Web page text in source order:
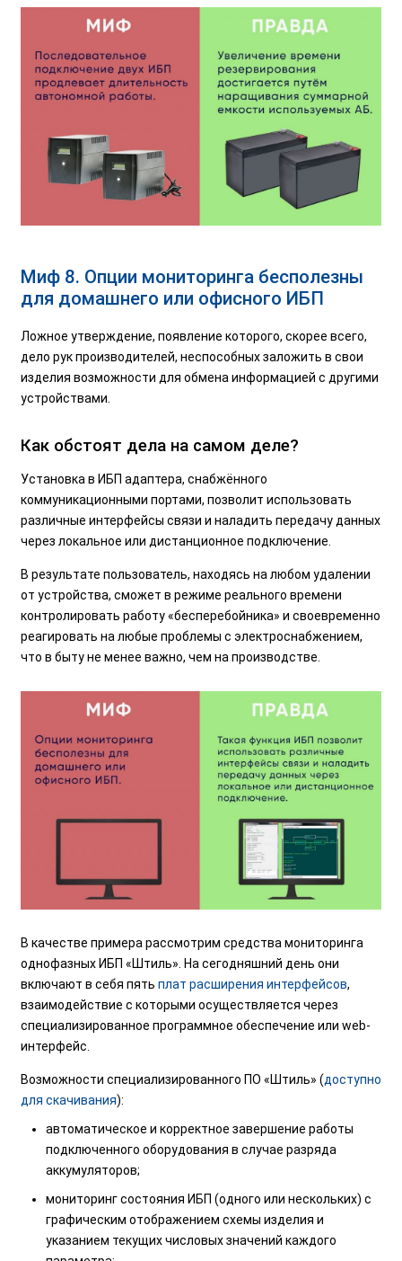
Миф 8. Опции мониторинга бесполезны
для домашнего или офисного ИБП
Ложное утверждение, появление которого, скорее всего,
дело рук производителей, неспособных заложить в свои
изделия возможности для обмена информацией с другими
устройствами.
Как обстоят дела на самом деле?
Установка в ИБП адаптера, снабжённого
коммуникационными портами, позволит использовать
различные интерфейсы связи и наладить передачу данных
через локальное или дистанционное подключение.
В результате пользователь, находясь на любом удалении
от устройства, сможет в режиме реального времени
контролировать работу «бесперебойника» и своевременно
реагировать на любые проблемы с электроснабжением,
что в быту не менее важно, чем на производстве.
В качестве примера рассмотрим средства мониторинга
однофазных ИБП «Штиль». На сегодняшний день они
включают в себя пять плат расширения интерфейсов,
взаимодействие с которыми осуществляется через
специализированное программное обеспечение или web-
интерфейс.
Возможности специализированного ПО «Штиль» (доступно
для скачивания):
автоматическое и корректное завершение работы
подключенного оборудования в случае разряда
аккумуляторов;
мониторинг состояния ИБП (одного или нескольких) с
графическим отображением схемы изделия и
указанием текущих числовых значений каждого